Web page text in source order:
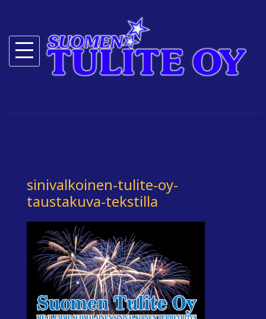
content
sinivalkoinen-tulite-oy-
taustakuva-tekstilla